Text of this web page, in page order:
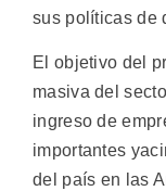
sus políticas de
El objetivo del
masiva del
ingreso de
importantes
del país en las